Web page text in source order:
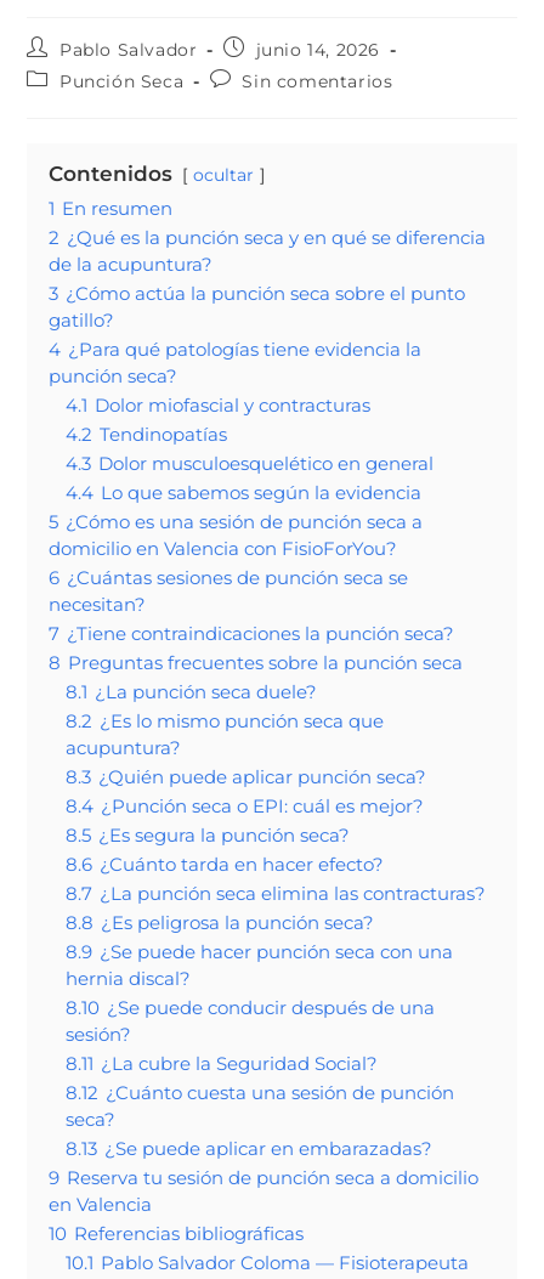
Pablo Salvador
junio 14, 2026
Punción Seca
Sin comentarios
Contenidos ocultar
1 En resumen
2 ¿Qué es la punción seca y en qué se diferencia
de la acupuntura?
3 ¿Cómo actúa la punción seca sobre el punto
gatillo?
4 ¿Para qué patologías tiene evidencia la
punción seca?
4.1 Dolor miofascial y contracturas
4.2 Tendinopatías
4.3 Dolor musculoesquelético en general
4.4 Lo que sabemos según la evidencia
5 ¿Cómo es una sesión de punción seca a
domicilio en Valencia con FisioForYou?
6 ¿Cuántas sesiones de punción seca se
necesitan?
7 ¿Tiene contraindicaciones la punción seca?
8 Preguntas frecuentes sobre la punción seca
8.1 ¿La punción seca duele?
8.2 ¿Es lo mismo punción seca que
acupuntura?
8.3 ¿Quién puede aplicar punción seca?
8.4 ¿Punción seca o EPI: cuál es mejor?
8.5 ¿Es segura la punción seca?
8.6 ¿Cuánto tarda en hacer efecto?
8.7 ¿La punción seca elimina las contracturas?
8.8 ¿Es peligrosa la punción seca?
8.9 ¿Se puede hacer punción seca con una
hernia discal?
8.10 ¿Se puede conducir después de una
sesión?
8.11 ¿La cubre la Seguridad Social?
8.12 ¿Cuánto cuesta una sesión de punción
seca?
8.13 ¿Se puede aplicar en embarazadas?
9 Reserva tu sesión de punción seca a domicilio
en Valencia
10 Referencias bibliográficas
10.1 Pablo Salvador Coloma — Fisioterapeuta